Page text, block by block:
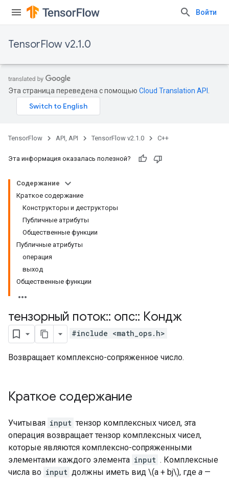
Войти
TensorFlow v2.1.0
Эта страница переведена с помощью Cloud Translation API
TensorFlow API, API TensorFlow v2.1.0 C++
Эта информация оказалась полезной?
Содержание
Краткое содержание
Конструкторы и деструкторы
Публичные атрибуты
Общественные функции
Публичные атрибуты
операция
выход
Общественные функции
тензорный поток:: опс:: Кондж
#include <math_ops.h>
Возвращает комплексно-сопряженное число.
Краткое содержание
Учитывая input тензор комплексных чисел, эта
операция возвращает тензор комплексных чисел,
которые являются комплексно-сопряженными
элементами каждого элемента input . Комплексные
числа во input должны иметь вид \(a + bj\), где a —